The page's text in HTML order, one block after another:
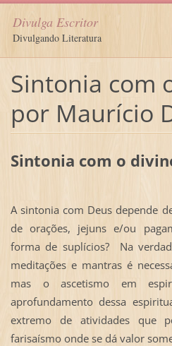
Divulga Escritor
Divulgando Literatura
Sintonia com
por Maurício
Sintonia com o
A sintonia com Deus depende
de orações, jejuns e/ou
forma de suplícios? Na
meditações e mantras é
mas o ascetismo em
aprofundamento dessa
extremo de atividades que
farisaísmo onde se dá valor